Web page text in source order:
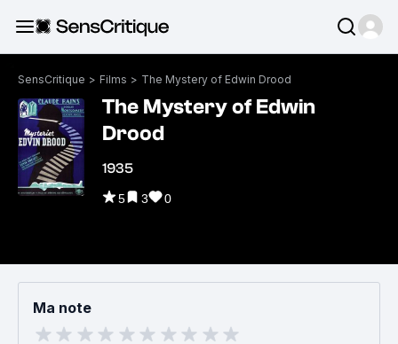
SensCritique > Films > The Mystery of Edwin Drood
The Mystery of Edwin
Drood
1935
5 3 0
Ma note